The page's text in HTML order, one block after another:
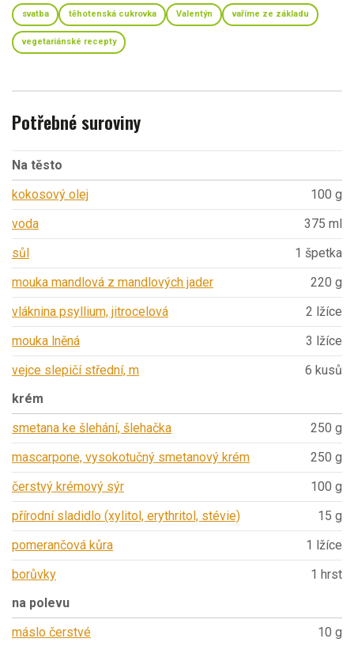
svatba těhotenská cukrovka Valentýn vaříme ze základu
vegetariánské recepty
Potřebné suroviny
Na těsto
kokosový olej
100 g
voda
375 ml
sůl
1 špetka
mouka mandlová z mandlových jader
220 g
vláknina psyllium, jitrocelová
2 lžíce
mouka lněná
3 lžíce
vejce slepičí střední, m
6 kusů
krém
smetana ke šlehání, šlehačka
250 g
mascarpone, vysokotučný smetanový krém
250 g
čerstvý krémový sýr
100 g
přírodní sladidlo (xylitol, erythritol, stévie)
15 g
pomerančová kůra
1 lžíce
borůvky
1 hrst
na polevu
máslo čerstvé
10 g